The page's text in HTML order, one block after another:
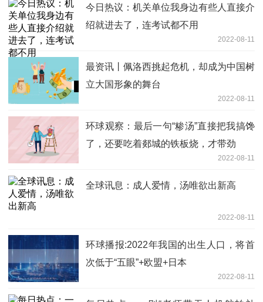
今日热议：机关单位我身边有些人直接介
绍就进去了，连考试都不用
2022-08-11
最资讯丨佩洛西挑起危机，却成为中国树
立大国形象的舞台
2022-08-11
环球观察：最后一句“糁汤”直接把我搞馋
了，还要吃着郯城的铁板烧，才带劲
2022-08-11
全球讯息：成人爱情，汤唯欲出新高
2022-08-11
环球播报:2022年我国的出生人口，将首
次低于“五眼”+欧盟+日本
2022-08-11